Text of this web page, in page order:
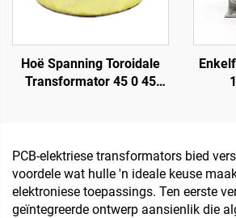
Hoë Spanning Toroidale
Transformator 45 0 45
PCB-elektriese transformators bied
voordele wat hulle 'n ideale keuse
elektroniese toepassings. Ten eerste
geïntegreerde ontwerp aansienlik die